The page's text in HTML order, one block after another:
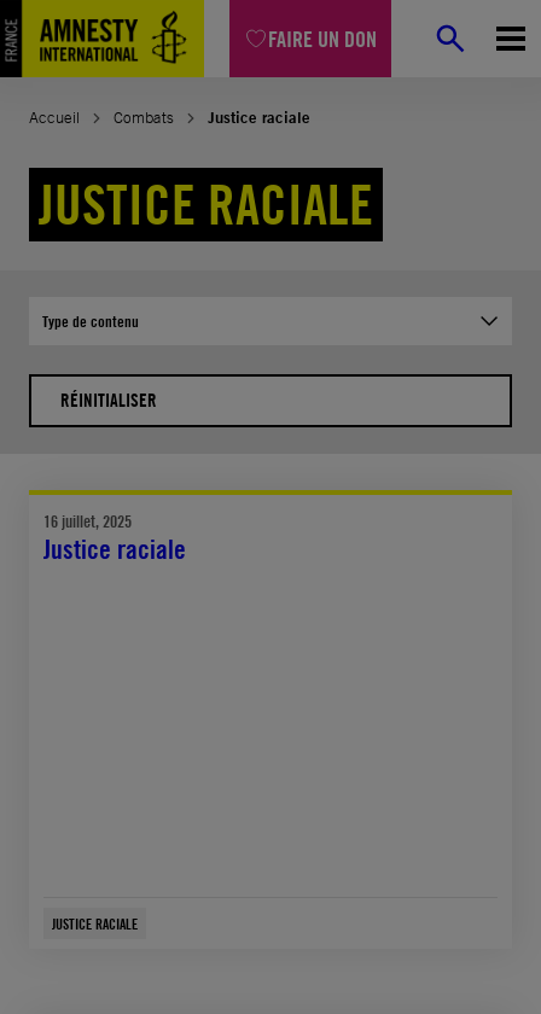
FAIRE UN DON
Aller
au
contenu
Accueil Combats Justice raciale
JUSTICE RACIALE
Type de contenu
RÉINITIALISER
16 juillet, 2025
Justice raciale
JUSTICE RACIALE